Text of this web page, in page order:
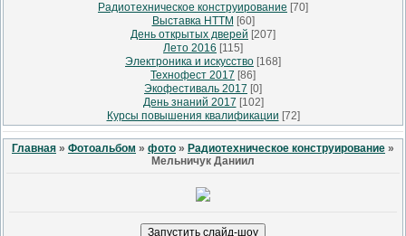
Радиотехническое конструирование [70]
Выставка НТТМ [60]
День открытых дверей [207]
Лето 2016 [115]
Электроника и искусство [168]
Технофест 2017 [86]
Экофестиваль 2017 [0]
День знаний 2017 [102]
Курсы повышения квалификации [72]
Главная » Фотоальбом » фото » Радиотехническое конструирование »
Мельничук Даниил